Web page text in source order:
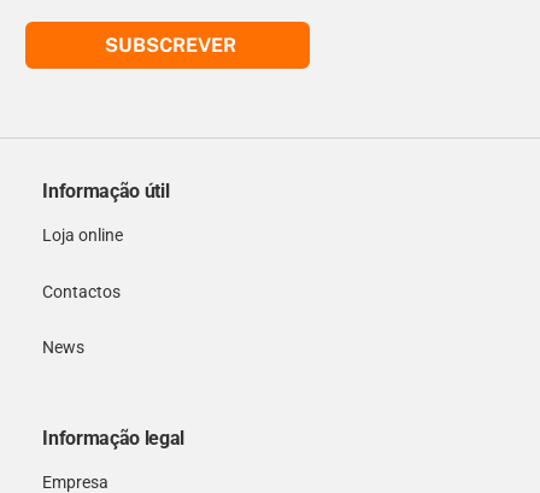
SUBSCREVER
Informação útil
Loja online
Contactos
News
Informação legal
Empresa